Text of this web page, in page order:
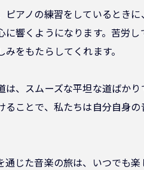
ピアノの練習をしているとき
に響くようになります。苦労
みをもたらしてくれます。
は、スムーズな平坦な道ばか
ることで、私たちは自分自身
通じた音楽の旅は、いつでも